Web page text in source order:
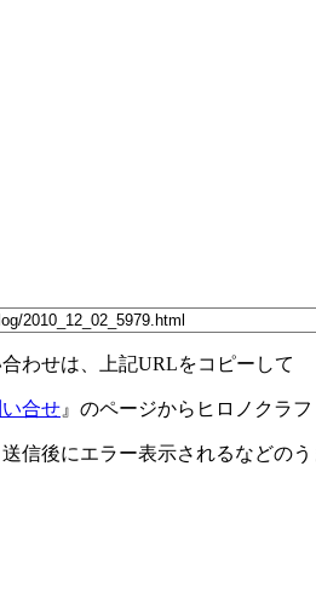
合わせは、上記URLをコピーし
合せ 』のページからヒロノクラ
信後にエラー表示されるなどの